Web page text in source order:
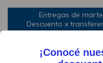
Entregas de
Descuento x
¡Conocé